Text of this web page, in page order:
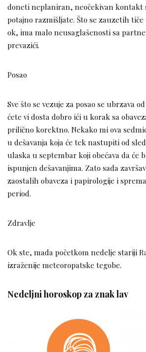
doneti neplaniran, neočekivan kontakt
potajno razmišljate. Što se zauzetih tiče
ok, ima malo neusaglašenosti sa
prevazići.
Posao
Sve što se vezuje za posao se ubrzava
ćete vi dosta dobro ići u korak sa
prilično korektno. Nekako mi ova
u dešavanja koja će tek nastupiti od
ulaska u septembar koji obećava da će
ispunjen dešavanjima. Zato sada
zaostalih obaveza i papirologije i
period.
Zdravlje
Ok ste, mada početkom nedelje stariji
izraženije meteoropatske tegobe.
Nedeljni horoskop za znak lav